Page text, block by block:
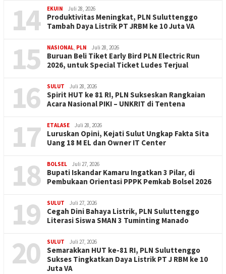
14 EKUIN Juli 28, 2026
Produktivitas Meningkat, PLN Suluttenggo
Tambah Daya Listrik PT JRBM ke 10 Juta VA
15 NASIONAL, PLN Juli 28, 2026
Buruan Beli Tiket Early Bird PLN Electric Run
2026, untuk Special Ticket Ludes Terjual
16 SULUT Juli 28, 2026
Spirit HUT ke 81 RI, PLN Sukseskan Rangkaian
Acara Nasional PIKI – UNKRIT di Tentena
17 ETALASE Juli 28, 2026
Luruskan Opini, Kejati Sulut Ungkap Fakta Sita
Uang 18 M EL dan Owner IT Center
18 BOLSEL Juli 27, 2026
Bupati Iskandar Kamaru Ingatkan 3 Pilar, di
Pembukaan Orientasi PPPK Pemkab Bolsel 2026
19 SULUT Juli 27, 2026
Cegah Dini Bahaya Listrik, PLN Suluttenggo
Literasi Siswa SMAN 3 Tuminting Manado
20 SULUT Juli 27, 2026
Semarakkan HUT ke-81 RI, PLN Suluttenggo
Sukses Tingkatkan Daya Listrik PT J RBM ke 10
Juta VA